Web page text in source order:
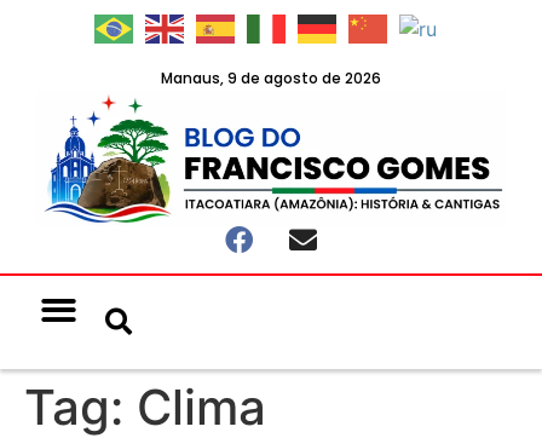
Manaus, 9 de agosto de 2026
Tag: Clima